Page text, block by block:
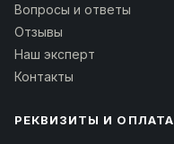
Вопросы и ответы
Отзывы
Наш эксперт
Контакты
РЕКВИЗИТЫ И ОПЛАТА